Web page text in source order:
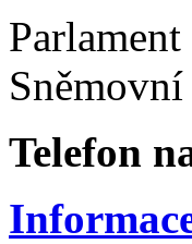
Telefon